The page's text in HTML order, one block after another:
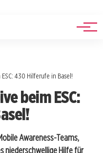
430 Hilferufe in Basel!
beim ESC:
Awareness-Teams,
niederschwellige Hilfe für